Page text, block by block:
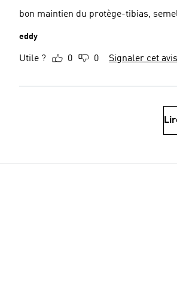
bon maintien du protège-tibias,
eddy
Utile ? 0 0 Signaler cet avis